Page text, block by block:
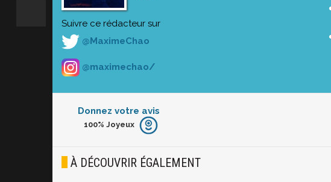
Suivre ce rédacteur sur
@MaximeChao
@maximechao/
Donnez votre avis
Furieux
100% Joyeux
À DÉCOUVRIR ÉGALEMENT